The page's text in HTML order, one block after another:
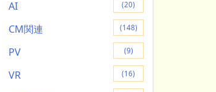
AI (20)
CM関連 (148)
PV (9)
VR (16)